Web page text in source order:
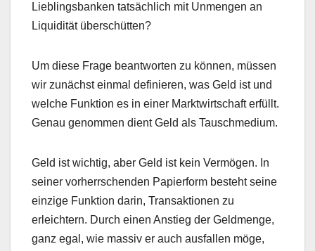
Lieblingsbanken tatsächlich mit Unmengen an
Liquidität überschütten?
Um diese Frage beantworten zu können, müssen
wir zunächst einmal definieren, was Geld ist und
welche Funktion es in einer Marktwirtschaft erfüllt.
Genau genommen dient Geld als Tauschmedium.
Geld ist wichtig, aber Geld ist kein Vermögen. In
seiner vorherrschenden Papierform besteht seine
einzige Funktion darin, Transaktionen zu
erleichtern. Durch einen Anstieg der Geldmenge,
ganz egal, wie massiv er auch ausfallen möge,